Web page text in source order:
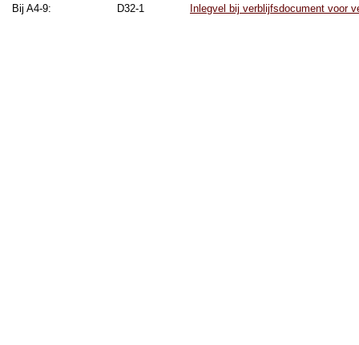
Bij A4-9:
D32-1 Inlegvel bij verblijfsdocument voor